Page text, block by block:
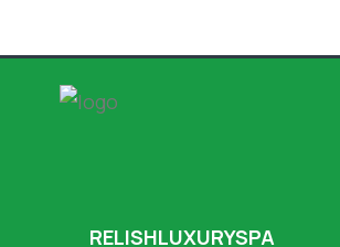
RELISHLUXURYSPA